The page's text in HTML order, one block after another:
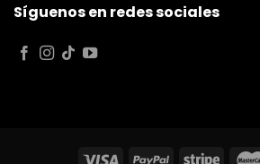
Síguenos en redes sociales